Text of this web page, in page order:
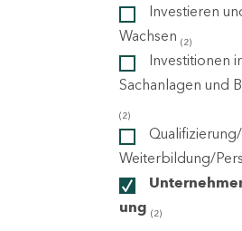
Investieren
Wachsen (2)
Investitionen
Sachanlagen und
(2)
Weiterbildung/
ung (2)